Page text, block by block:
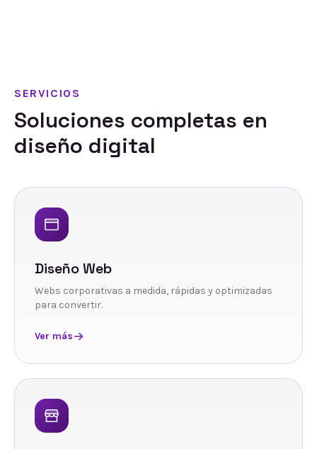
SERVICIOS
Soluciones completas en
diseño digital
Diseño Web
Webs corporativas a medida, rápidas y optimizadas
para convertir.
Ver más